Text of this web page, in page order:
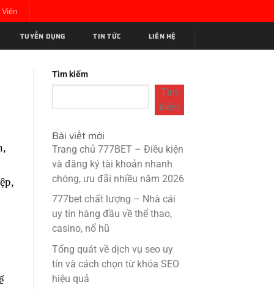
TUYỂN DỤNG TIN TỨC LIÊN HỆ
Tìm kiếm
Tìm
kiếm
Bài viết mới
Trang chủ 777BET – Điều kiện
và đăng ký tài khoản nhanh
chóng, ưu đãi nhiều năm 2026
777bet chất lượng – Nhà cái
uy tín hàng đầu về thể thao,
casino, nổ hũ
Tổng quát về dịch vụ seo uy
tín và cách chọn từ khóa SEO
hiệu quả